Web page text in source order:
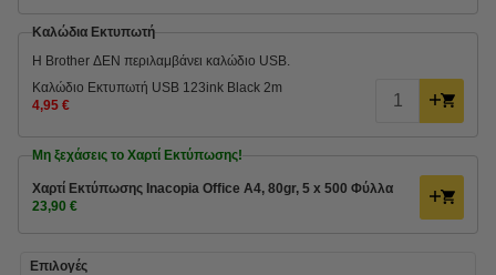
Καλώδια Εκτυπωτή
Η Brother ΔΕΝ περιλαμβάνει καλώδιο USB.
Καλώδιο Εκτυπωτή USB 123ink Black 2m
4,95 €
Μη ξεχάσεις το Χαρτί Εκτύπωσης!
Χαρτί Εκτύπωσης Inacopia Office Α4, 80gr, 5 x 500 Φύλλα
23,90 €
Επιλογές